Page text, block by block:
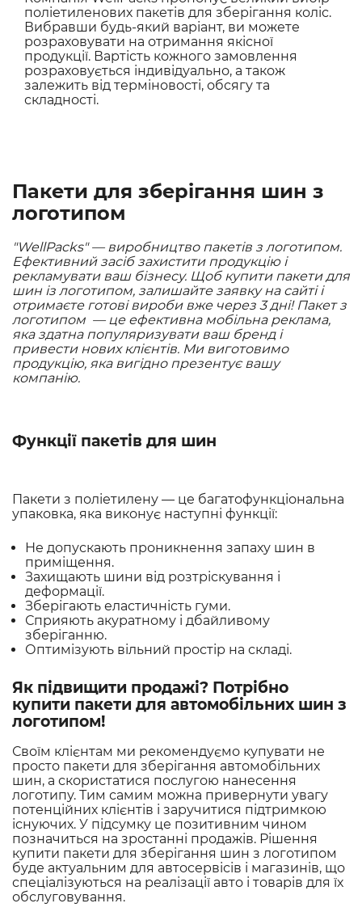
поліетиленових пакетів для зберігання коліс.
Вибравши будь-який варіант, ви можете
розраховувати на отримання якісної
продукції. Вартість кожного замовлення
розраховується індивідуально, а також
залежить від терміновості, обсягу та
складності.
Пакети для зберігання шин з
логотипом
"WellPacks" — виробництво пакетів з логотипом.
Ефективний засіб захистити продукцію і
рекламувати ваш бізнесу. Щоб купити пакети для
шин із логотипом, залишайте заявку на сайті і
отримаєте готові вироби вже через 3 дні! Пакет з
логотипом — це ефективна мобільна реклама,
яка здатна популяризувати ваш бренд і
привести нових клієнтів. Ми виготовимо
продукцію, яка вигідно презентує вашу
компанію.
Функції пакетів для шин
Пакети з поліетилену — це багатофункціональна
упаковка, яка виконує наступні функції:
Не допускають проникнення запаху шин в
приміщення.
Захищають шини від розтріскування і
деформації.
Зберігають еластичність гуми.
Сприяють акуратному і дбайливому
зберіганню.
Оптимізують вільний простір на складі.
Як підвищити продажі? Потрібно
купити пакети для автомобільних шин з
логотипом!
Своїм клієнтам ми рекомендуємо купувати не
просто пакети для зберігання автомобільних
шин, а скористатися послугою нанесення
логотипу. Тим самим можна привернути увагу
потенційних клієнтів і заручитися підтримкою
існуючих. У підсумку це позитивним чином
позначиться на зростанні продажів. Рішення
купити пакети для зберігання шин з логотипом
буде актуальним для автосервісів і магазинів, що
спеціалізуються на реалізації авто і товарів для їх
обслуговування.